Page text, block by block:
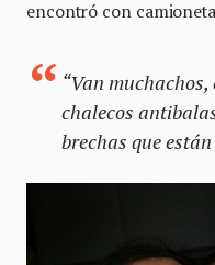
encontró con
“Van
chalecos
brechas que